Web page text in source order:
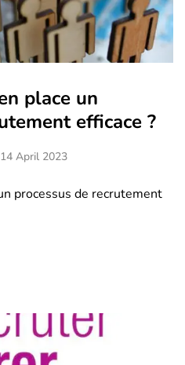
place un
efficace ?
14 April 2023
processus de recrutement